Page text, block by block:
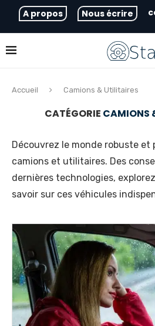
A propos Nous écrire
Accueil Camions & Utilitaires
CATÉGORIE CAMIONS
Découvrez le monde robuste et
camions et utilitaires. Des
dernières technologies,
savoir sur ces véhicules